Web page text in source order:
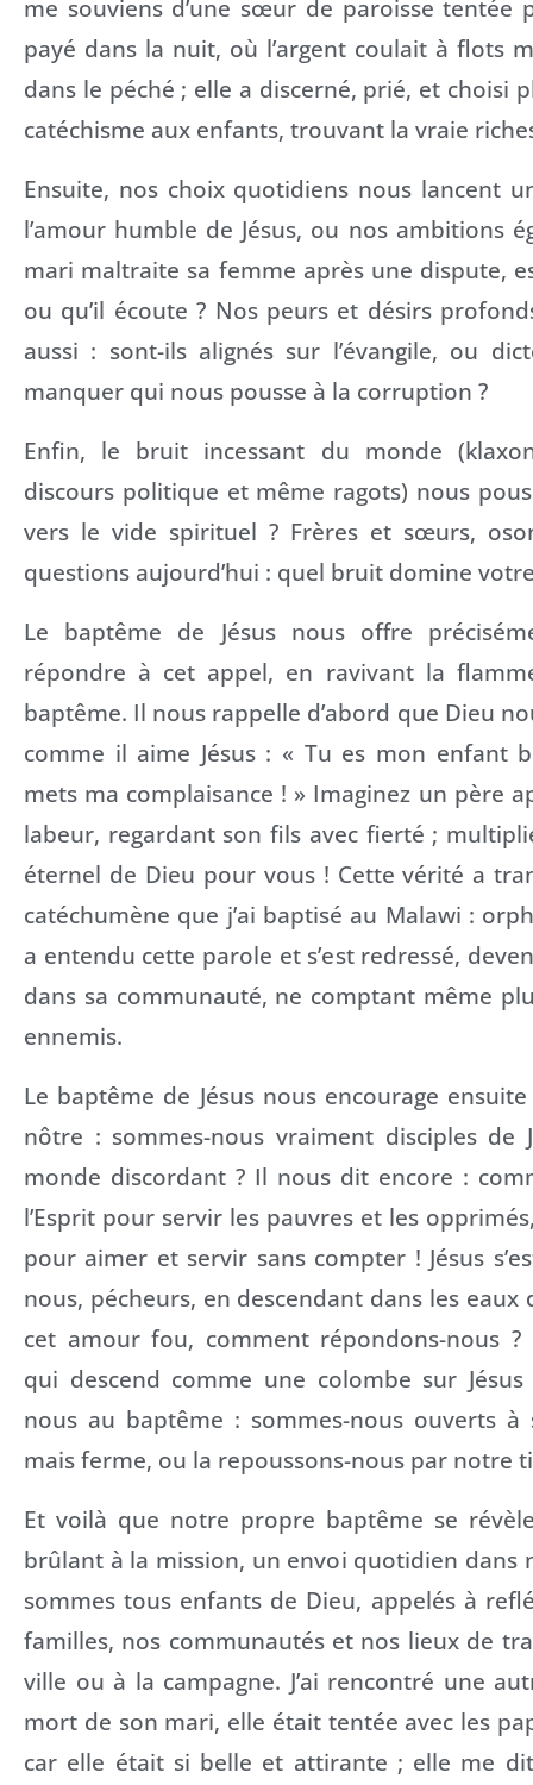
me souviens d’une sœur de paroisse tentée
payé dans la nuit, où l’argent coulait à flots
dans le péché ; elle a discerné, prié, et choisi
catéchisme aux enfants, trouvant la vraie
Ensuite, nos choix quotidiens nous lancent
l’amour humble de Jésus, ou nos ambitions
mari maltraite sa femme après une dispute,
ou qu’il écoute ? Nos peurs et désirs
aussi : sont-ils alignés sur l’évangile, ou
manquer qui nous pousse à la corruption ?
Enfin, le bruit incessant du monde
discours politique et même ragots) nous
vers le vide spirituel ? Frères et sœurs,
questions aujourd’hui : quel bruit domine
Le baptême de Jésus nous offre
répondre à cet appel, en ravivant la
baptême. Il nous rappelle d’abord que Dieu
comme il aime Jésus : « Tu es mon enfant
mets ma complaisance ! » Imaginez un père
labeur, regardant son fils avec fierté ;
éternel de Dieu pour vous ! Cette vérité a
catéchumène que j’ai baptisé au Malawi :
a entendu cette parole et s’est redressé,
dans sa communauté, ne comptant même
ennemis.
Le baptême de Jésus nous encourage
nôtre : sommes-nous vraiment disciples de
monde discordant ? Il nous dit encore :
l’Esprit pour servir les pauvres et les
pour aimer et servir sans compter ! Jésus
nous, pécheurs, en descendant dans les eaux
cet amour fou, comment répondons-nous ?
qui descend comme une colombe sur
nous au baptême : sommes-nous ouverts à
mais ferme, ou la repoussons-nous par notre
Et voilà que notre propre baptême se
brûlant à la mission, un envoi quotidien dans
sommes tous enfants de Dieu, appelés à
familles, nos communautés et nos lieux de
ville ou à la campagne. J’ai rencontré une
mort de son mari, elle était tentée avec les
car elle était si belle et attirante ; elle me dit